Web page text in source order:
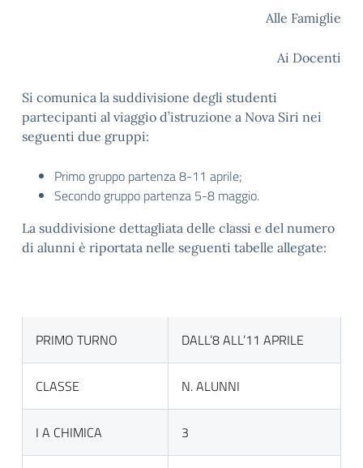
Alle Famiglie
Ai Docenti
Si comunica la suddivisione degli studenti
partecipanti al viaggio d’istruzione a Nova Siri nei
seguenti due gruppi:
Primo gruppo partenza 8-11 aprile;
Secondo gruppo partenza 5-8 maggio.
La suddivisione dettagliata delle classi e del numero
di alunni è riportata nelle seguenti tabelle allegate:
PRIMO TURNO DALL’8 ALL’11 APRILE
CLASSE N. ALUNNI
I A CHIMICA 3